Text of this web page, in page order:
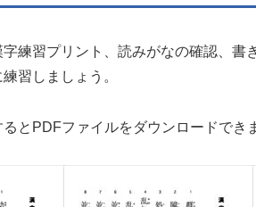
練習プリント、読みがなの確認、書
習しましょう。
とPDFファイルをダウンロードでき